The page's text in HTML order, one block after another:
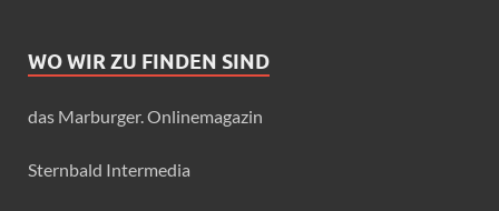
WO WIR ZU FINDEN SIND
das Marburger. Onlinemagazin
Sternbald Intermedia